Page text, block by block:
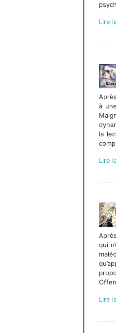
Lire
à
la
Lire
qui
Lire